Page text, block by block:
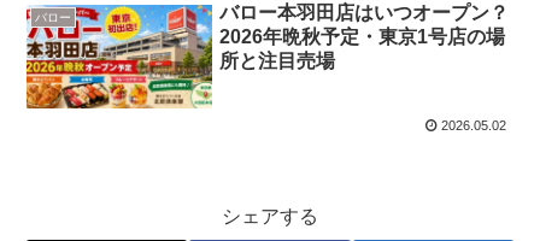
バロー
バロー本羽田店はいつオープン？
2026年晩秋予定・東京1号店の場
所と注目売場
2026.05.02
シェアする